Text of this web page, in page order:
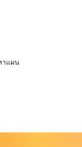
าแผน